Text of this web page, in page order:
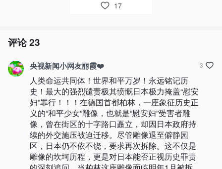
17
评论23
央视新闻小网友丽霞❤️
人类命运共同体！世界和平万岁！永远铭记历
史！最大的强烈谴责极其愤慨日本极力掩盖“慰安
妇”罪行！！！在德国首都柏林，一座象征历史正
义的“和平少女”雕像，也就是“慰安妇”受害者雕
像，曾在街区的十字路口矗立，却因日本政府持
续的外交施压被迫迁移。尽管雕像退至僻静园
区，日本仍不依不饶，要求再次拆除。这不仅是
雕像的坎坷历程，更是对日本能否正视历史罪责
3